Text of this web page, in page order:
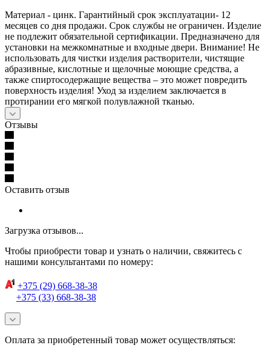
Материал - цинк. Гарантийный срок эксплуатации- 12
месяцев со дня продажи. Срок службы не ограничен. Изделие
не подлежит обязательной сертификации. Предназначено для
установки на межкомнатные и входные двери. Внимание! Не
использовать для чистки изделия растворители, чистящие
абразивные, кислотные и щелочные моющие средства, а
также спиртосодержащие вещества – это может повредить
поверхность изделия! Уход за изделием заключается в
протирании его мягкой полувлажной тканью.
Отзывы
Оставить отзыв
Загрузка отзывов...
Чтобы приобрести товар и узнать о наличии, свяжитесь с
нашими консультантами по номеру:
+375 (29) 668-38-38
+375 (33) 668-38-38
Оплата за приобретенный товар может осуществляться: